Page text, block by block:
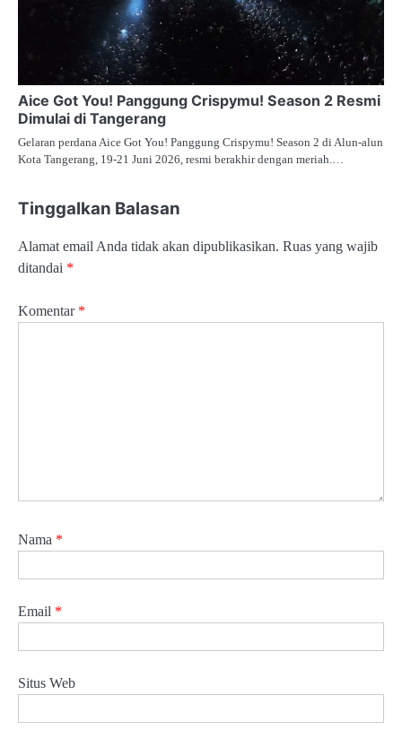
Aice Got You! Panggung Crispymu! Season 2 Resmi
Dimulai di Tangerang
Gelaran perdana Aice Got You! Panggung Crispymu! Season 2 di Alun-alun
Kota Tangerang, 19-21 Juni 2026, resmi berakhir dengan meriah.…
Tinggalkan Balasan
Alamat email Anda tidak akan dipublikasikan. Ruas yang wajib
ditandai *
Komentar *
Nama *
Email *
Situs Web